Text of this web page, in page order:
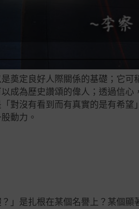
奠定良好人際關係的基礎；它可
成為歷史讚頌的偉人；透過信心
對沒有看到而有真實的是有希望
動力。
？」是扎根在某個名譽上？某個